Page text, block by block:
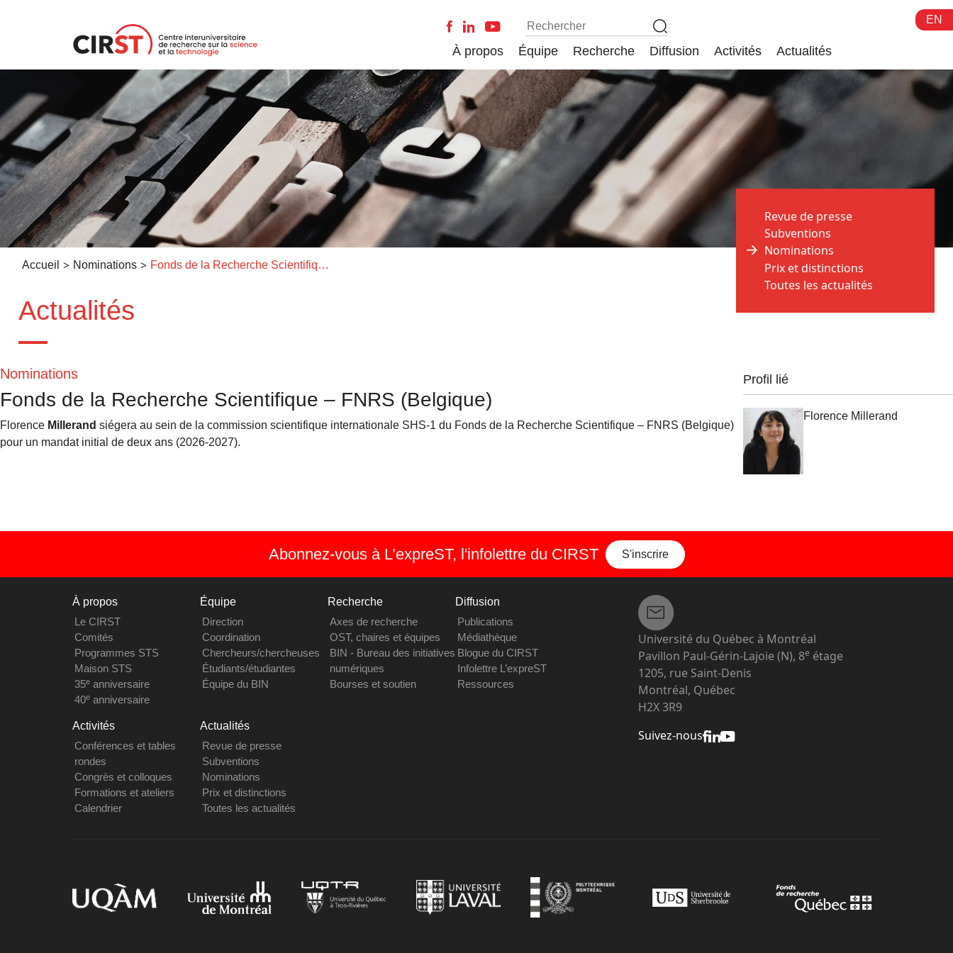
EN
À propos Équipe Recherche Diffusion Activités Actualités
Accueil > Nominations > Fonds de la Recherche Scientifique – FNRS (Belgique)
Actualités
Revue de presse
Subventions
Nominations
Prix et distinctions
Toutes les actualités
Nominations
Fonds de la Recherche Scientifique – FNRS (Belgique)
Florence Millerand siégera au sein de la commission scientifique internationale SHS-1 du Fonds de la Recherche Scientifique – FNRS (Belgique)
pour un mandat initial de deux ans (2026‑2027).
Profil lié
Florence Millerand
Abonnez-vous à L’expreST, l'infolettre du CIRST S'inscrire
À propos
Le CIRST
Comités
Programmes STS
Maison STS
35eanniversaire
40eanniversaire
Équipe
Direction
Coordination
Chercheurs/chercheuses
Étudiants/étudiantes
Équipe du BIN
Recherche
Axes de recherche
OST, chaires et équipes
BIN - Bureau des initiatives
numériques
Bourses et soutien
Diffusion
Publications
Médiathèque
Blogue du CIRST
Infolettre L’expreST
Ressources
Activités
Conférences et tables
rondes
Congrès et colloques
Formations et ateliers
Calendrier
Actualités
Revue de presse
Subventions
Nominations
Prix et distinctions
Toutes les actualités
Université du Québec à Montréal
Pavillon Paul-Gérin-Lajoie (N), 8e étage
1205, rue Saint-Denis
Montréal, Québec
H2X 3R9
Suivez-nous